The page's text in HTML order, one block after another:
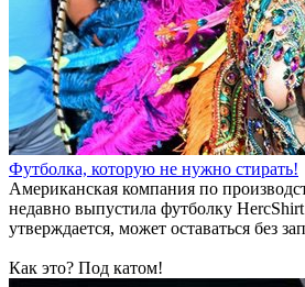
Футболка, которую не нужно стирать!
Американская компания по
недавно выпустила футболку
утверждается, может оставаться без
Как это? Под катом!